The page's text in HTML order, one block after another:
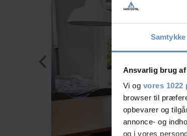
Samtykke
Ansvarlig brug
Vi og vores 1022
browser til
opbevarer og
annonce- og
og i vores